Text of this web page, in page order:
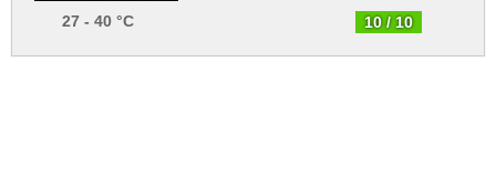
10 / 10
27 - 40 °C